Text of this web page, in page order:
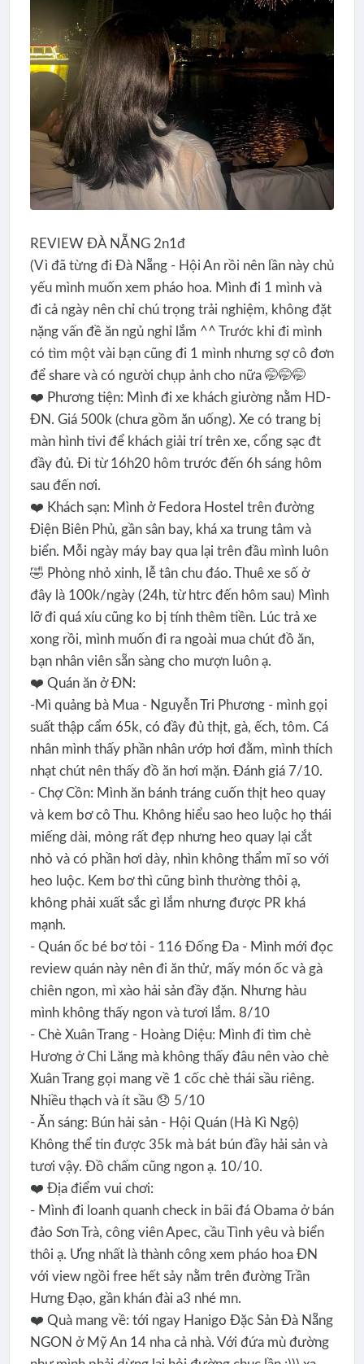
REVIEW ĐÀ NẴNG 2n1đ
(Vì đã từng đi Đà Nẵng - Hội An rồi nên lần này chủ
yếu mình muốn xem pháo hoa. Mình đi 1 mình và
đi cả ngày nên chỉ chú trọng trải nghiệm, không đặt
nặng vấn đề ăn ngủ nghỉ lắm ^^ Trước khi đi mình
có tìm một vài bạn cũng đi 1 mình nhưng sợ cô đơn
để share và có người chụp ảnh cho nữa 🤭🤭🤭
❤️ Phương tiện: Mình đi xe khách giường nằm HD-
ĐN. Giá 500k (chưa gồm ăn uống). Xe có trang bị
màn hình tivi để khách giải trí trên xe, cổng sạc đt
đầy đủ. Đi từ 16h20 hôm trước đến 6h sáng hôm
sau đến nơi.
❤️ Khách sạn: Mình ở Fedora Hostel trên đường
Điện Biên Phủ, gần sân bay, khá xa trung tâm và
biển. Mỗi ngày máy bay qua lại trên đầu mình luôn
🤣 Phòng nhỏ xinh, lễ tân chu đáo. Thuê xe số ở
đây là 100k/ngày (24h, từ htrc đến hôm sau) Mình
lỡ đi quá xíu cũng ko bị tính thêm tiền. Lúc trả xe
xong rồi, mình muốn đi ra ngoài mua chút đồ ăn,
bạn nhân viên sẵn sàng cho mượn luôn ạ.
❤️ Quán ăn ở ĐN:
-Mì quảng bà Mua - Nguyễn Tri Phương - mình gọi
suất thập cẩm 65k, có đầy đủ thịt, gà, ếch, tôm. Cá
nhân mình thấy phần nhân ướp hơi đằm, mình thích
nhạt chút nên thấy đồ ăn hơi mặn. Đánh giá 7/10.
- Chợ Cồn: Mình ăn bánh tráng cuốn thịt heo quay
và kem bơ cô Thu. Không hiểu sao heo luộc họ thái
miếng dài, mỏng rất đẹp nhưng heo quay lại cắt
nhỏ và có phần hơi dày, nhìn không thẩm mĩ so với
heo luộc. Kem bơ thì cũng bình thường thôi ạ,
không phải xuất sắc gì lắm nhưng được PR khá
mạnh.
- Quán ốc bé bơ tỏi - 116 Đống Đa - Mình mới đọc
review quán này nên đi ăn thử, mấy món ốc và gà
chiên ngon, mì xào hải sản đầy đặn. Nhưng hàu
mình không thấy ngon và tươi lắm. 8/10
- Chè Xuân Trang - Hoàng Diệu: Mình đi tìm chè
Hương ở Chi Lăng mà không thấy đâu nên vào chè
Xuân Trang gọi mang về 1 cốc chè thái sầu riêng.
Nhiều thạch và ít sầu 😞 5/10
- Ăn sáng: Bún hải sản - Hội Quán (Hà Kì Ngộ)
Không thể tin được 35k mà bát bún đầy hải sản và
tươi vậy. Đồ chấm cũng ngon ạ. 10/10.
❤️ Địa điểm vui chơi:
- Mình đi loanh quanh check in bãi đá Obama ở bán
đảo Sơn Trà, công viên Apec, cầu Tình yêu và biển
thôi ạ. Ưng nhất là thành công xem pháo hoa ĐN
với view ngồi free hết sảy nằm trên đường Trần
Hưng Đạo, gần khán đài a3 nhé mn.
❤️ Quà mang về: tới ngay Hanigo Đặc Sản Đà Nẵng
NGON ở Mỹ An 14 nha cả nhà. Với đứa mù đường